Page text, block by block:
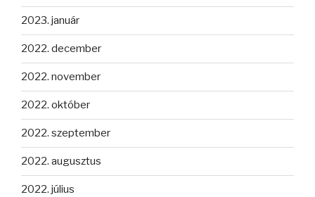
2023. január
2022. december
2022. november
2022. október
2022. szeptember
2022. augusztus
2022. július